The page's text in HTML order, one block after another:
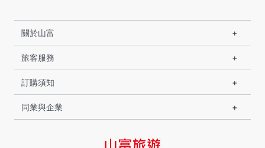
關於山富
旅客服務
訂購須知
同業與企業